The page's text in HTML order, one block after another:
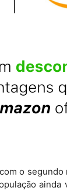
o segundo
ainda